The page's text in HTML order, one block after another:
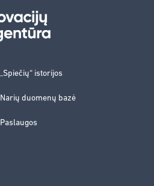
„Spiečių“ istorijos
Narių duomenų bazė
Paslaugos